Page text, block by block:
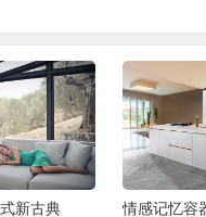
新古典 情感记忆容